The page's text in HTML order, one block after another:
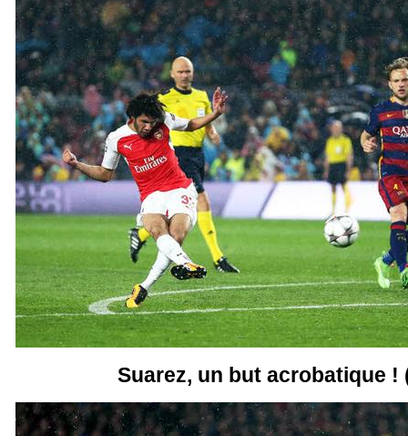
Suarez, un but acrobatique !